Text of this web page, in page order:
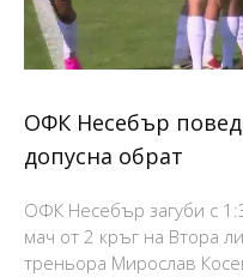
ОФК Несебър
допусна обрат
ОФК Несебър загуби с
мач от 2 кръг на Втора
треньора Мирослав